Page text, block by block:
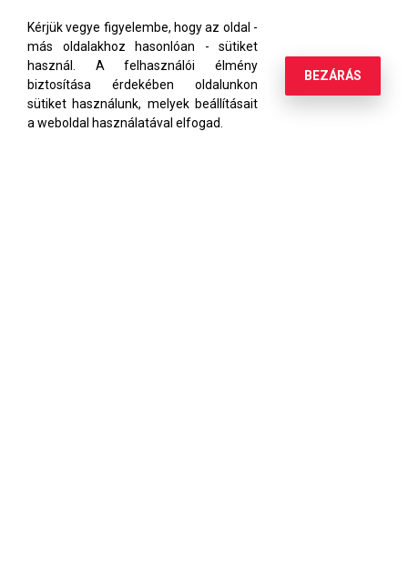
Kérjük vegye figyelembe, hogy az oldal -
más oldalakhoz hasonlóan - sütiket
használ. A felhasználói élmény
biztosítása érdekében oldalunkon
sütiket használunk, melyek beállításait
a weboldal használatával elfogad.
BEZÁRÁS